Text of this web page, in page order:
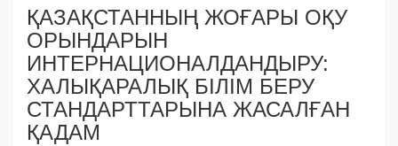
ҚАЗАҚСТАННЫҢ ЖОҒАРЫ ОҚУ
ОРЫНДАРЫН
ИНТЕРНАЦИОНАЛДАНДЫРУ:
ХАЛЫҚАРАЛЫҚ БІЛІМ БЕРУ
СТАНДАРТТАРЫНА ЖАСАЛҒАН
ҚАДАМ